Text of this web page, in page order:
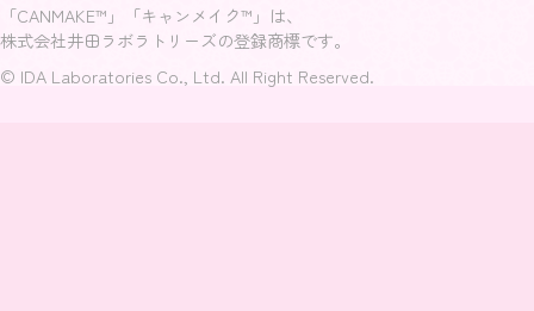
© IDA Laboratories Co., Ltd. All Right Reserved.
「CANMAKE™」「キャンメイク™」は、
株式会社井田ラボラトリーズの登録商標です。